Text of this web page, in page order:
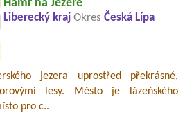
Hamr na Jezeře
Liberecký kraj Okres Česká Lípa
jezera uprostřed překrásné,
lesy. Město je lázeňského
pro c..